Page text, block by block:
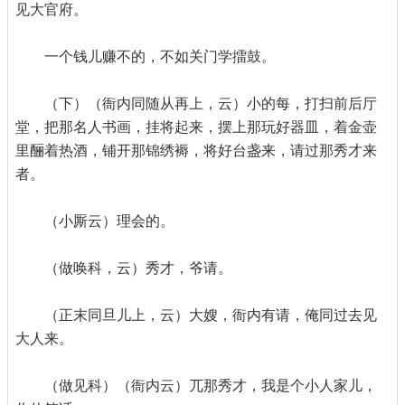
见大官府。
一个钱儿赚不的，不如关门学擂鼓。
（下）（衙内同随从再上，云）小的每，打扫前后厅
堂，把那名人书画，挂将起来，摆上那玩好器皿，着金壶
里酾着热酒，铺开那锦绣褥，将好台盏来，请过那秀才来
者。
（小厮云）理会的。
（做唤科，云）秀才，爷请。
（正末同旦儿上，云）大嫂，衙内有请，俺同过去见
大人来。
（做见科）（衙内云）兀那秀才，我是个小人家儿，